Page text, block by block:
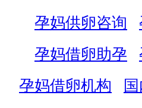
孕妈供卵咨询
孕妈借卵助孕
孕妈借卵机构